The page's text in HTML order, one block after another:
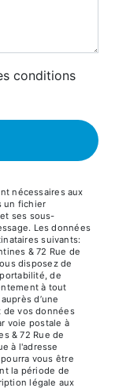
conditions
nécessaires aux
un fichier
ses sous-
Les données
suivants:
& 72 Rue de
disposez de
de
à tout
d’une
de vos données
voie postale à
& 72 Rue de
à l'adresse
vous être
la période de
légale aux